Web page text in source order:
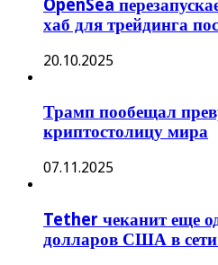
OpenSea
хаб для трейдинга
20.10.2025
Трамп пообещал
криптостолицу мира
07.11.2025
Tether чеканит еще
долларов США в